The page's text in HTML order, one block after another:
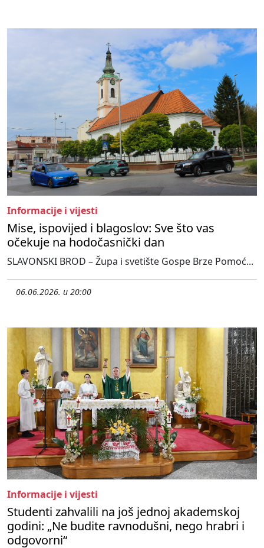
Informacije i vijesti
Mise, ispovijed i blagoslov: Sve što vas
očekuje na hodočasnički dan
SLAVONSKI BROD – Župa i svetište Gospe Brze Pomoć...
06.06.2026. u 20:00
Informacije i vijesti
Studenti zahvalili na još jednoj akademskoj
godini: „Ne budite ravnodušni, nego hrabri i
odgovorni“